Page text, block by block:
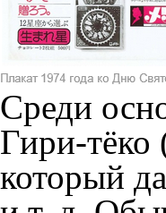
Среди
Гири-
который